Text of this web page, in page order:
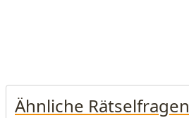
Ähnliche Rätselfragen